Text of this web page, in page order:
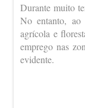
Durante muito
No entanto, ao
agrícola e
emprego nas
evidente.